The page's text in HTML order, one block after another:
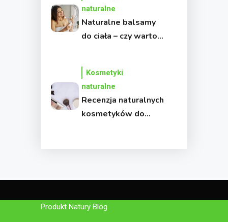
naturalne
Naturalne balsamy
do ciała – czy warto
chemii?
Kosmetyki
naturalne
Recenzja naturalnych
kosmetyków do
Produkt Natury Blog